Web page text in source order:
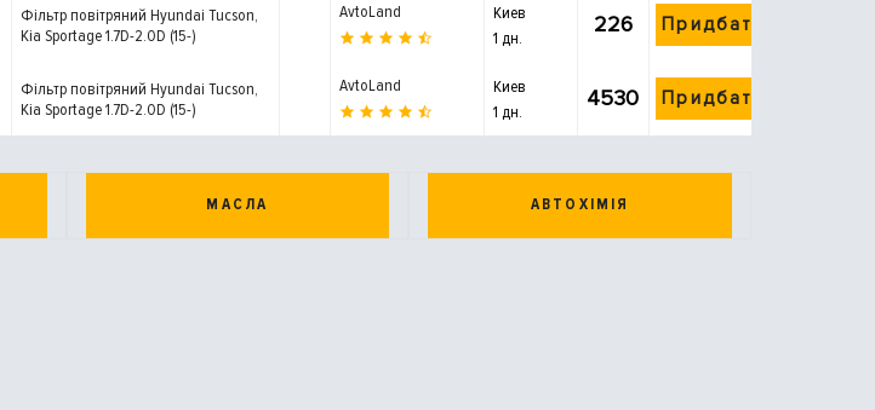
Фільтр повітряний Hyundai Tucson,
Kia Sportage 1.7D-2.0D (15-)
AvtoLand
Киев
1 дн.
226 Придбати
Фільтр повітряний Hyundai Tucson,
Kia Sportage 1.7D-2.0D (15-)
AvtoLand
Киев
1 дн.
4530 Придбати
МАСЛА АВТОХІМІЯ